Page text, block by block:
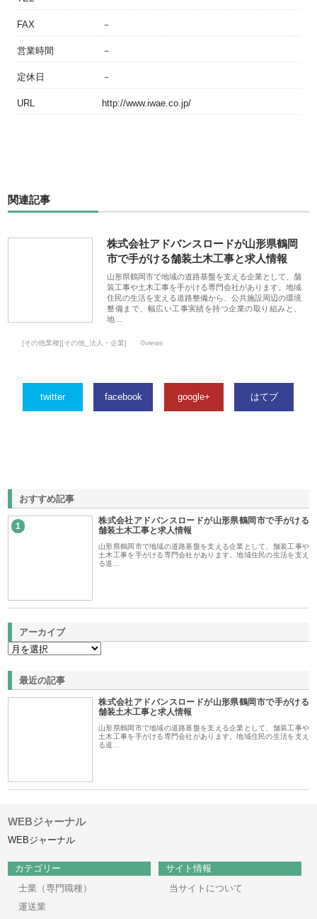
FAX －
営業時間 －
定休日 －
URL http://www.iwae.co.jp/
関連記事
株式会社アドバンスロードが山形県鶴岡
市で手がける舗装土木工事と求人情報
山形県鶴岡市で地域の道路基盤を支える企業として、舗
装工事や土木工事を手がける専門会社があります。地域
住民の生活を支える道路整備から、公共施設周辺の環境
整備まで、幅広い工事実績を持つ企業の取り組みと、
地…
[その他業種][その他_法人・企業] 0views
twitter facebook google+ はてブ
おすすめ記事
1
株式会社アドバンスロードが山形県鶴岡市で手がける
舗装土木工事と求人情報
山形県鶴岡市で地域の道路基盤を支える企業として、舗装工事や
土木工事を手がける専門会社があります。地域住民の生活を支え
る道…
アーカイブ
最近の記事
株式会社アドバンスロードが山形県鶴岡市で手がける
舗装土木工事と求人情報
山形県鶴岡市で地域の道路基盤を支える企業として、舗装工事や
土木工事を手がける専門会社があります。地域住民の生活を支え
る道…
WEBジャーナル
WEBジャーナル
カテゴリー
士業（専門職種）
運送業
サイト情報
当サイトについて